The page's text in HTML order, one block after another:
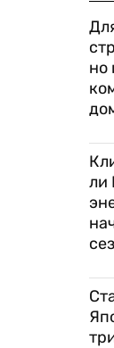
но
ли